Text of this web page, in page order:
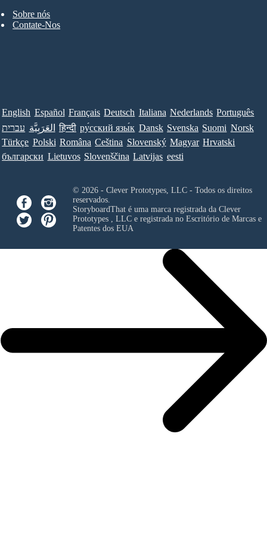
Sobre nós
Contate-Nos
English Español Français Deutsch Italiana Nederlands Português
עברית العَرَبِيَّة हिन्दी ру́сский язы́к Dansk Svenska Suomi Norsk
Türkçe Polski Româna Ceština Slovenský Magyar Hrvatski
български Lietuvos Slovenščina Latvijas eesti
© 2026 - Clever Prototypes, LLC - Todos os direitos
reservados.
StoryboardThat é uma marca registrada da Clever
Prototypes , LLCe registrada no Escritório de Marcas e
Patentes dos EUA